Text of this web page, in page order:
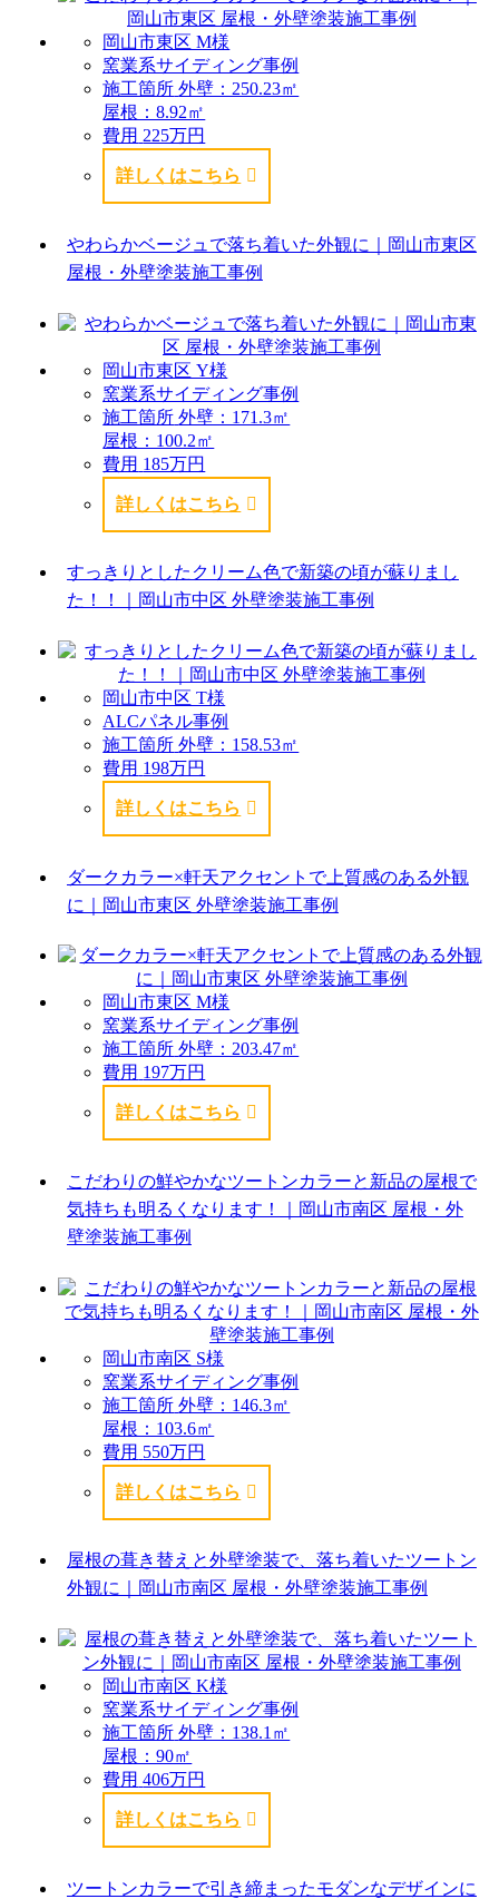
岡山市東区 M様
窯業系サイディング事例
施工箇所 外壁：250.23㎡
屋根：8.92㎡
費用 225万円
詳しくはこちら
やわらかベージュで落ち着いた外観に｜岡山市東区
屋根・外壁塗装施工事例
岡山市東区 Y様
窯業系サイディング事例
施工箇所 外壁：171.3㎡
屋根：100.2㎡
費用 185万円
詳しくはこちら
すっきりとしたクリーム色で新築の頃が蘇りまし
た！！｜岡山市中区 外壁塗装施工事例
岡山市中区 T様
ALCパネル事例
施工箇所 外壁：158.53㎡
費用 198万円
詳しくはこちら
ダークカラー×軒天アクセントで上質感のある外観
に｜岡山市東区 外壁塗装施工事例
岡山市東区 M様
窯業系サイディング事例
施工箇所 外壁：203.47㎡
費用 197万円
詳しくはこちら
こだわりの鮮やかなツートンカラーと新品の屋根で
気持ちも明るくなります！｜岡山市南区 屋根・外
壁塗装施工事例
岡山市南区 S様
窯業系サイディング事例
施工箇所 外壁：146.3㎡
屋根：103.6㎡
費用 550万円
詳しくはこちら
屋根の葺き替えと外壁塗装で、落ち着いたツートン
外観に｜岡山市南区 屋根・外壁塗装施工事例
岡山市南区 K様
窯業系サイディング事例
施工箇所 外壁：138.1㎡
屋根：90㎡
費用 406万円
詳しくはこちら
ツートンカラーで引き締まったモダンなデザインに